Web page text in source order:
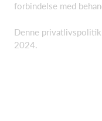
forbindelse med
Denne
2024.